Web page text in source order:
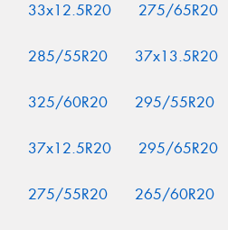
33x12.5R20 275/65R20
285/55R20 37x13.5R20
325/60R20 295/55R20
37x12.5R20 295/65R20
275/55R20 265/60R20